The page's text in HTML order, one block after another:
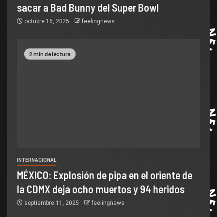
sacar a Bad Bunny del Super Bowl
octubre 16, 2025 feelingnews
2 min de lectura
INTERNACIONAL
MÉXICO: Explosión de pipa en el oriente de
la CDMX deja ocho muertos y 94 heridos
septiembre 11, 2025 feelingnews